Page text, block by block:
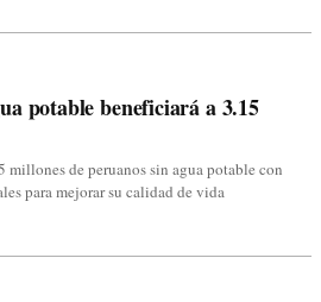
potable beneficiará a 3.15
millones de peruanos sin agua potable con
para mejorar su calidad de vida